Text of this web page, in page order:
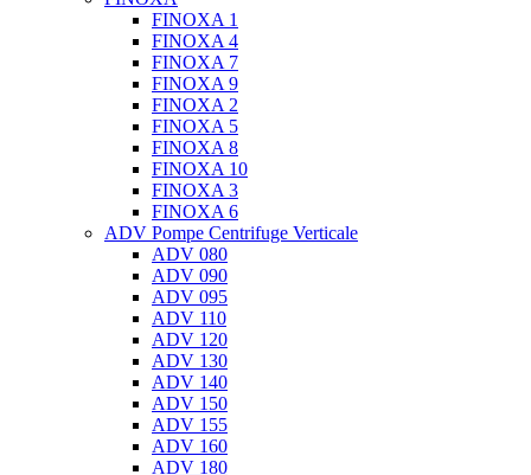
FINOXA 1
FINOXA 4
FINOXA 7
FINOXA 9
FINOXA 2
FINOXA 5
FINOXA 8
FINOXA 10
FINOXA 3
FINOXA 6
ADV Pompe Centrifuge Verticale
ADV 080
ADV 090
ADV 095
ADV 110
ADV 120
ADV 130
ADV 140
ADV 150
ADV 155
ADV 160
ADV 180